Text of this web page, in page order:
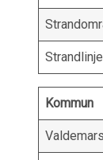
Strandlinje
Kommun